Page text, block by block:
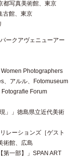
都写真美術館、東京
古館、東京
ークアヴェニューアー
Women Photographers
、アルル、Fotomuseum
Forum
」」徳島県立近代美術
レーションズ［ゲスト
術館、広島
第一部】」SPAN ART